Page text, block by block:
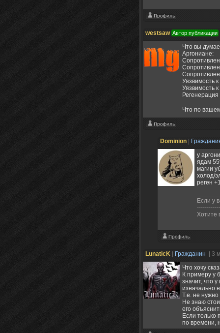
westsaw Автор публикации
Что вы
Аргониане:
Уязвимость
Уязвимость
Что по
Dominion
у
ядам
магии
холод/
реген
Если у
Хотите
LunaticK Гражданин
| 3
Что хочу
К примеру у
значит, что
изначально
Т.е. не
Не знаю
его
Если только
по времени,